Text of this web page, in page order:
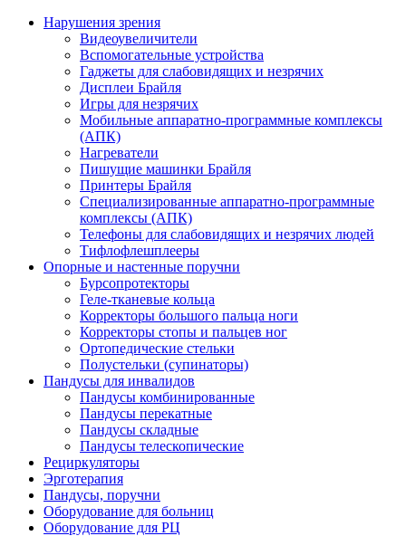
Нарушения зрения
Видеоувеличители
Вспомогательные устройства
Гаджеты для слабовидящих и незрячих
Дисплеи Брайля
Игры для незрячих
Мобильные аппаратно-программные комплексы
(АПК)
Нагреватели
Пишущие машинки Брайля
Принтеры Брайля
Специализированные аппаратно-программные
комплексы (АПК)
Телефоны для слабовидящих и незрячих людей
Тифлофлешплееры
Опорные и настенные поручни
Бурсопротекторы
Геле-тканевые кольца
Корректоры большого пальца ноги
Корректоры стопы и пальцев ног
Ортопедические стельки
Полустельки (супинаторы)
Пандусы для инвалидов
Пандусы комбинированные
Пандусы перекатные
Пандусы складные
Пандусы телескопические
Рециркуляторы
Эрготерапия
Пандусы, поручни
Оборудование для больниц
Оборудование для РЦ